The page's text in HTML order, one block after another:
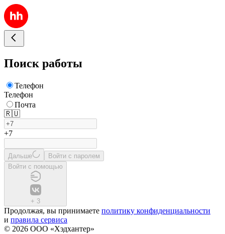
Поиск работы
Телефон
Телефон
Почта
🇷🇺
+7
Дальше
Войти с паролем
Войти с помощью
+ 3
Продолжая, вы принимаете политику конфиденциальности
и правила сервиса
© 2026 ООО «Хэдхантер»